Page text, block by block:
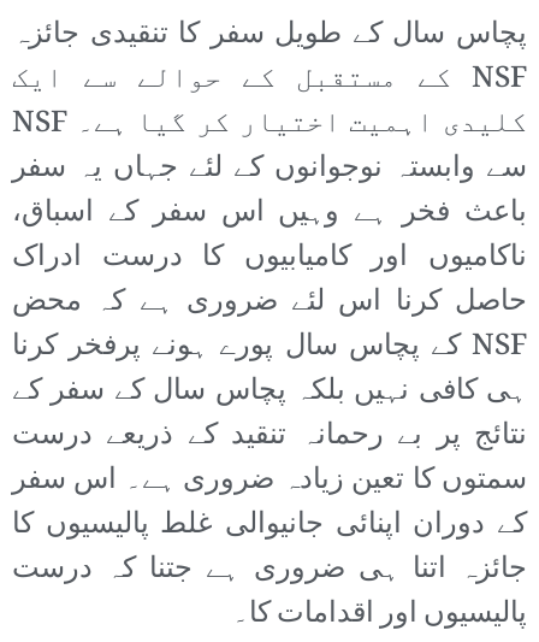
پچاس سال کے طویل سفر کا تنقیدی جائزہ
NSF کے مستقبل کے حوالے سے ایک
کلیدی اہمیت اختیار کر گیا ہے۔ NSF
سے وابستہ نوجوانوں کے لئے جہاں یہ سفر
باعث فخر ہے وہیں اس سفر کے اسباق،
ناکامیوں اور کامیابیوں کا درست ادراک
حاصل کرنا اس لئے ضروری ہے کہ محض
NSF کے پچاس سال پورے ہونے پرفخر کرنا
ہی کافی نہیں بلکہ پچاس سال کے سفر کے
نتائج پر بے رحمانہ تنقید کے ذریعے درست
سمتوں کا تعین زیادہ ضروری ہے۔ اس سفر
کے دوران اپنائی جانیوالی غلط پالیسیوں کا
جائزہ اتنا ہی ضروری ہے جتنا کہ درست
پالیسیوں اور اقدامات کا۔